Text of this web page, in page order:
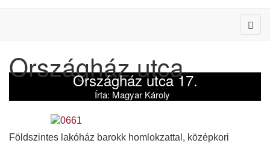
Országház utca
Országház utca 17.
Írta: Magyar Károly
Földszintes lakóház barokk homlokzattal, középkori